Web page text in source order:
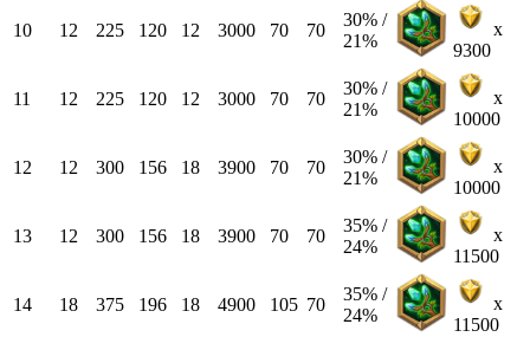
10 12 225 120 12 3000 70 70
30% /
21%
x
9300
11 12 225 120 12 3000 70 70
30% /
21%
x
10000
12 12 300 156 18 3900 70 70
30% /
21%
x
10000
13 12 300 156 18 3900 70 70
35% /
24%
x
11500
14 18 375 196 18 4900 105 70
35% /
24%
x
11500